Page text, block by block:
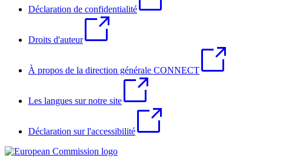
Déclaration de confidentialité
Droits d'auteur
À propos de la direction générale CONNECT
Les langues sur notre site
Déclaration sur l'accessibilité